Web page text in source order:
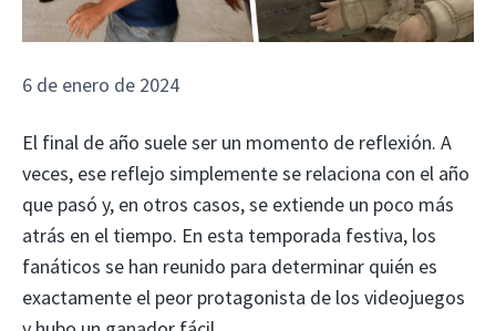
6 de enero de 2024
El final de año suele ser un momento de reflexión. A
veces, ese reflejo simplemente se relaciona con el año
que pasó y, en otros casos, se extiende un poco más
atrás en el tiempo. En esta temporada festiva, los
fanáticos se han reunido para determinar quién es
exactamente el peor protagonista de los videojuegos